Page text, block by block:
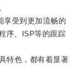
受到更加流畅的
序、ISP等的跟踪
色，都有着显著